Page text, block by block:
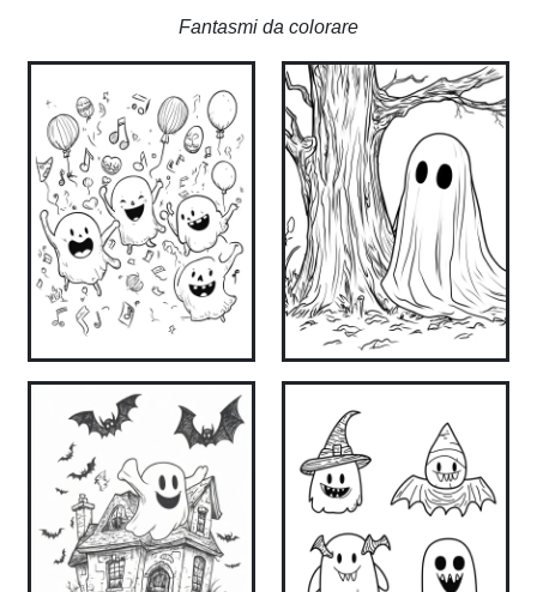
Fantasmi da colorare